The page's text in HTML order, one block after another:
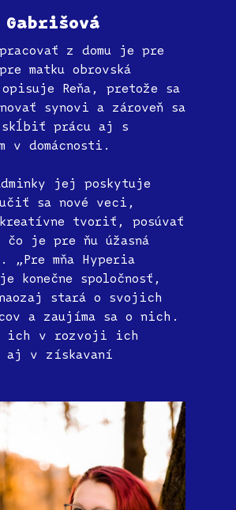
Gabrišová
pracovať z domu je pre
matku obrovská
Reňa, pretože sa
synovi a zároveň sa
prácu aj s
v domácnosti.
jej poskytuje
sa nové veci,
tvoriť, posúvať
je pre ňu úžasná
„Pre mňa Hyperia
konečne spoločnosť,
stará o svojich
a zaujíma sa o nich.
ich v rozvoji ich
aj v získavaní